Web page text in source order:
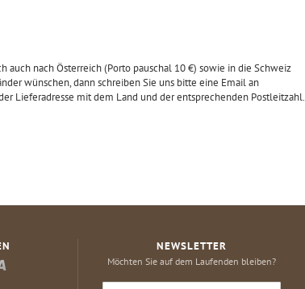
auch nach Österreich (Porto pauschal 10 €) sowie in die Schweiz
wünschen, dann schreiben Sie uns bitte eine Email an
Lieferadresse mit dem Land und der entsprechenden Postleitzahl.
NEWSLETTER
Möchten Sie auf dem Laufenden bleiben?